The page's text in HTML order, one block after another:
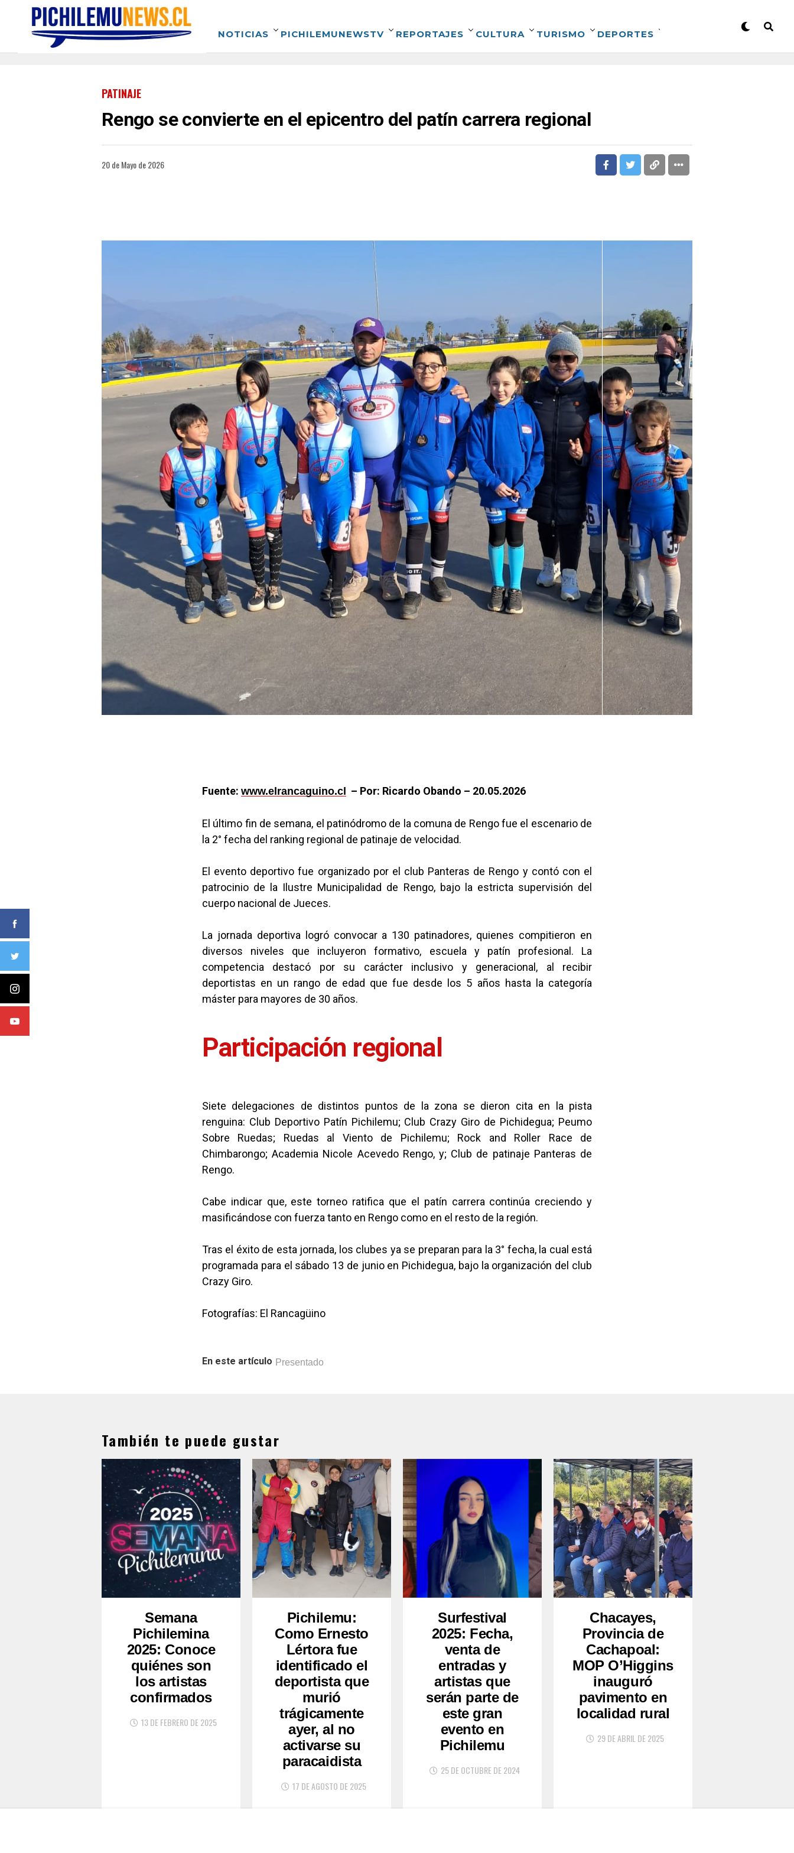
NOTICIAS PICHILEMUNEWSTV REPORTAJES CULTURA TURISMO DEPORTES
PATINAJE
Rengo se convierte en el epicentro del patín carrera regional
20 de Mayo de 2026
Fuente: www.elrancaguino.cl – Por: Ricardo Obando – 20.05.2026
El último fin de semana, el patinódromo de la comuna de Rengo fue el escenario de
la 2° fecha del ranking regional de patinaje de velocidad.
El evento deportivo fue organizado por el club Panteras de Rengo y contó con el
patrocinio de la Ilustre Municipalidad de Rengo, bajo la estricta supervisión del
cuerpo nacional de Jueces.
La jornada deportiva logró convocar a 130 patinadores, quienes compitieron en
diversos niveles que incluyeron formativo, escuela y patín profesional. La
competencia destacó por su carácter inclusivo y generacional, al recibir
deportistas en un rango de edad que fue desde los 5 años hasta la categoría
máster para mayores de 30 años.
Participación regional
Siete delegaciones de distintos puntos de la zona se dieron cita en la pista
renguina: Club Deportivo Patín Pichilemu; Club Crazy Giro de Pichidegua; Peumo
Sobre Ruedas; Ruedas al Viento de Pichilemu; Rock and Roller Race de
Chimbarongo; Academia Nicole Acevedo Rengo, y; Club de patinaje Panteras de
Rengo.
Cabe indicar que, este torneo ratifica que el patín carrera continúa creciendo y
masificándose con fuerza tanto en Rengo como en el resto de la región.
Tras el éxito de esta jornada, los clubes ya se preparan para la 3° fecha, la cual está
programada para el sábado 13 de junio en Pichidegua, bajo la organización del club
Crazy Giro.
Fotografías: El Rancagüino
En este artículo Presentado
También te puede gustar
Semana
Pichilemina
2025: Conoce
quiénes son
los artistas
confirmados
13 DE FEBRERO DE 2025
Pichilemu:
Como Ernesto
Lértora fue
identificado el
deportista que
murió
trágicamente
ayer, al no
activarse su
paracaidista
17 DE AGOSTO DE 2025
Surfestival
2025: Fecha,
venta de
entradas y
artistas que
serán parte de
este gran
evento en
Pichilemu
25 DE OCTUBRE DE 2024
Chacayes,
Provincia de
Cachapoal:
MOP O’Higgins
inauguró
pavimento en
localidad rural
29 DE ABRIL DE 2025